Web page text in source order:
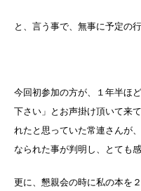
と、言う事で、無事に予定の行
今回初参加の方が、１年半ほ
下さい」とお声掛け頂いて来
れたと思っていた常連さんが
なられた事が判明し、とても感
更に、懇親会の時に私の本を